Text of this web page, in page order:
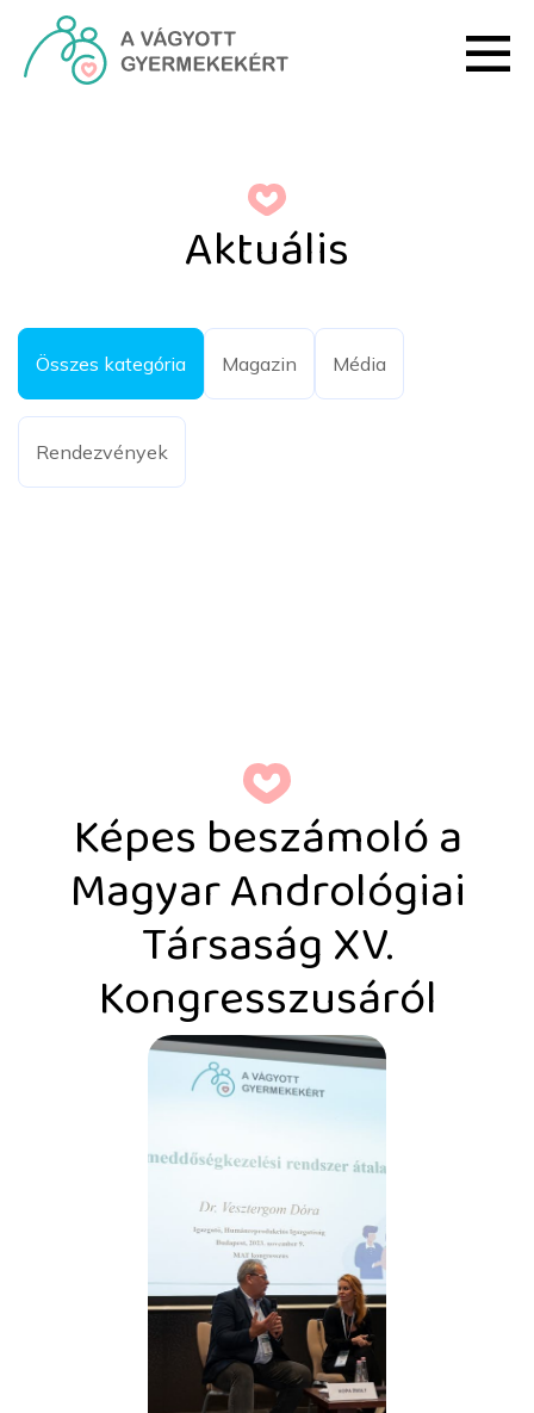
Ugrás a fő tartalomhoz
Aktuális
Összes kategória Magazin Média
Rendezvények
Képes beszámoló a
Magyar Andrológiai
Társaság XV.
Kongresszusáról